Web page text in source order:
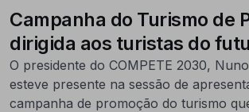
Campanha do Turismo de
dirigida aos turistas do
O presidente do COMPETE 2030,
esteve presente na sessão de
campanha de promoção do turismo